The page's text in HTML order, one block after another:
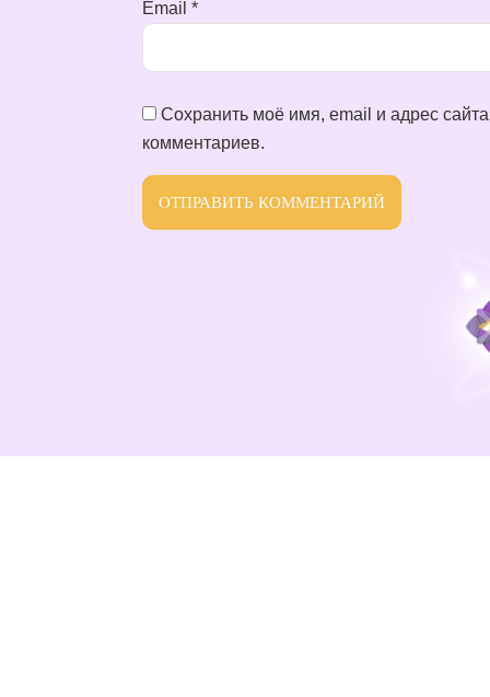
Email *
Сохранить моё имя, email и адрес
комментариев.